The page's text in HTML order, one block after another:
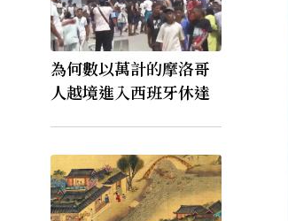
為何數以萬計的摩洛哥
人越境進入西班牙休達